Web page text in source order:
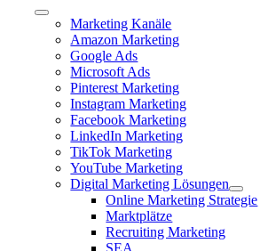
Toggle
Navigation
Marketing Kanäle
Amazon Marketing
Google Ads
Microsoft Ads
Pinterest Marketing
Instagram Marketing
Facebook Marketing
LinkedIn Marketing
TikTok Marketing
YouTube Marketing
Digital Marketing Lösungen
Online Marketing Strategie
Marktplätze
Recruiting Marketing
SEA